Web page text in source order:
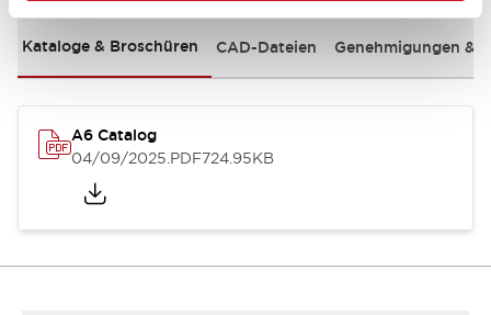
Kataloge & Broschüren CAD-Dateien Genehmigungen &
A6 Catalog
04/09/2025.PDF724.95KB